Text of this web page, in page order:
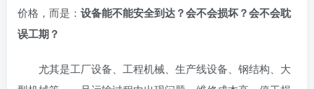
价格，而是： 设备能不能安全到达？会不会损坏？会不会耽
误工期？
尤其是工厂设备、工程机械、生产线设备、钢结构、大